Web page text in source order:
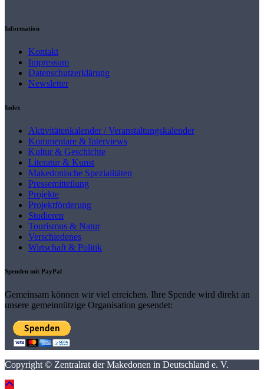
Information
Kontakt
Impressum
Datenschutzerklärung
Newsletter
Index
Aktivitätenkalender / Veranstaltungskalender
Kommentare & Interviews
Kultur & Geschichte
Literatur & Kunst
Makedonische Spezialitäten
Pressemitteilung
Projekte
Projektförderung
Studieren
Tourismus & Natur
Verschiedenes
Wirtschaft & Politik
Spenden mit PayPal
Gemeinsam können wir viel erreichen. Ihre Spende wird direkt an
unsere gemeinnützige Organisation gesendet:
Copyright © Zentralrat der Makedonen in Deutschland e. V.